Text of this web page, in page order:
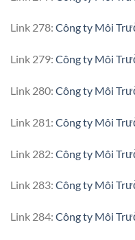
Link 278: Công ty Môi
Link 279: Công ty Môi
Link 280: Công ty Môi
Link 281: Công ty Môi
Link 282: Công ty Môi
Link 283: Công ty Môi
Link 284: Công ty Môi